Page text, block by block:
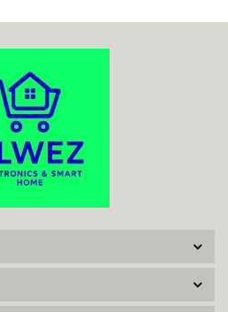
ACO
ADATA